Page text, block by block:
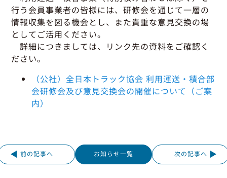
運行管理者・整備管理者
適正化だより
グッドラーニング
運送申込・書面化アプリ
利用申し込み
活動報告・協会報
貸出用ビデオライブラリ
保有車両台数変更
一般の皆さまへ ▼
トラック輸送の役割
緑ナンバートラックとは
引越安心マークとは
協会の活動
入会のご案内
プライバシーポリシー
お問い合わせ
行う会員事業者の皆様には、研修会を通じて一層の
情報収集を図る機会とし、また貴重な意見交換の場
としてご活用ください。
詳細につきましては、リンク先の資料をご確認く
ださい。
（公社）全日本トラック協会 利用運送・積合部
会研修会及び意見交換会の開催について（ご案
内）
前の記事へ お知らせ一覧 次の記事へ